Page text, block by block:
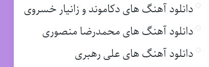
دانلود آهنگ های دکاموند و زانیار خسروی
دانلود آهنگ های محمدرضا منصوری
دانلود آهنگ های علی رهبری